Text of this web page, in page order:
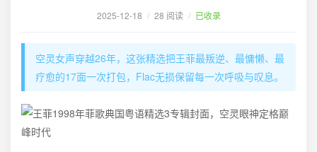
2025-12-18 / 28 阅读 / 已收录
空灵女声穿越26年，这张精选把王菲最叛逆、最慵懒、最
疗愈的17面一次打包，Flac无损保留每一次呼吸与叹息。